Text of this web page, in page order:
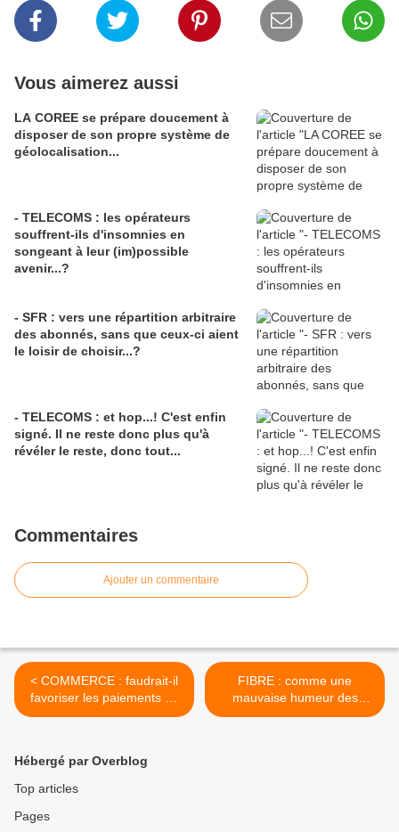
Vous aimerez aussi
LA COREE se prépare doucement à
disposer de son propre système de
géolocalisation...
- TELECOMS : les opérateurs
souffrent-ils d'insomnies en
songeant à leur (im)possible
avenir...?
- SFR : vers une répartition arbitraire
des abonnés, sans que ceux-ci aient
le loisir de choisir...?
- TELECOMS : et hop...! C'est enfin
signé. Il ne reste donc plus qu'à
révéler le reste, donc tout...
Commentaires
Ajouter un commentaire
< COMMERCE : faudrait-il
favoriser les paiements en
espèces lors des passages
FIBRE : comme une
mauvaise humeur des
Maires de France, pour un
Hébergé par Overblog
Top articles
Pages